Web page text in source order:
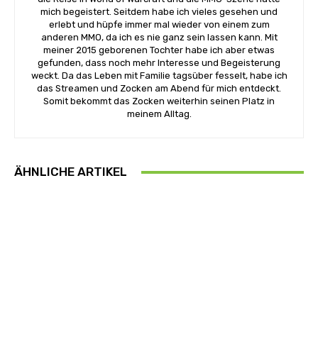
mich begeistert. Seitdem habe ich vieles gesehen und
erlebt und hüpfe immer mal wieder von einem zum
anderen MMO, da ich es nie ganz sein lassen kann. Mit
meiner 2015 geborenen Tochter habe ich aber etwas
gefunden, dass noch mehr Interesse und Begeisterung
weckt. Da das Leben mit Familie tagsüber fesselt, habe ich
das Streamen und Zocken am Abend für mich entdeckt.
Somit bekommt das Zocken weiterhin seinen Platz in
meinem Alltag.
ÄHNLICHE ARTIKEL